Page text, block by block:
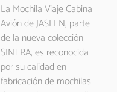
La Mochila Viaje Cabina
Avión de JASLEN, parte
de la nueva colección
SINTRA, es reconocida
por su calidad en
fabricación de mochilas